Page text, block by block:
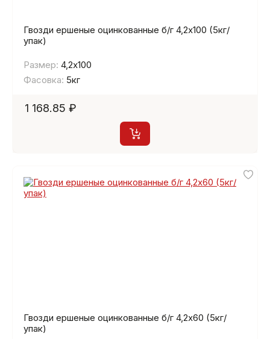
Гвозди ершеные оцинкованные б/г 4,2х100 (5кг/
упак)
Размер: 4,2х100
Фасовка: 5кг
1 168.85 ₽
Гвозди ершеные оцинкованные б/г 4,2х60 (5кг/
упак)